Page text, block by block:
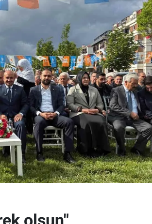
olsun"